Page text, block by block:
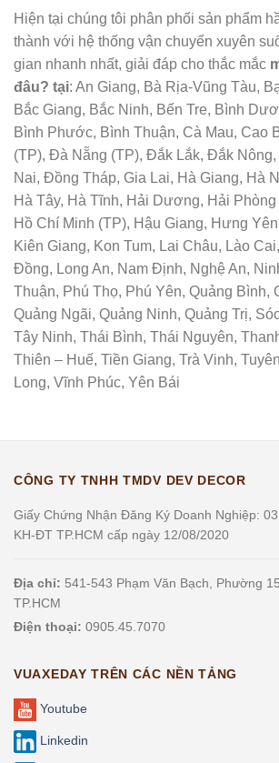
Hiện tại chúng tôi phân phối sản phẩm
thành với hệ thống vận chuyển xuyên
gian nhanh nhất, giải đáp cho thắc mắc
đâu? tại: An Giang, Bà Rịa-Vũng Tàu,
Bắc Giang, Bắc Ninh, Bến Tre, Bình
Bình Phước, Bình Thuận, Cà Mau, Cao
(TP), Đà Nẵng (TP), Đắk Lắk, Đắk
Nai, Đồng Tháp, Gia Lai, Hà Giang, Hà
Hà Tây, Hà Tĩnh, Hải Dương, Hải
Hồ Chí Minh (TP), Hậu Giang, Hưng
Kiên Giang, Kon Tum, Lai Châu, Lào
Đồng, Long An, Nam Định, Nghệ An,
Thuận, Phú Thọ, Phú Yên, Quảng Bình,
Quảng Ngãi, Quảng Ninh, Quảng Trị,
Tây Ninh, Thái Bình, Thái Nguyên,
Thiên – Huế, Tiền Giang, Trà Vinh,
Long, Vĩnh Phúc, Yên Bái
CÔNG TY TNHH TMDV DEV DECOR
Giấy Chứng Nhận Đăng Ký Doanh Nghiệp:
KH-ĐT TP.HCM cấp ngày 12/08/2020
Địa chỉ: 541-543 Phạm Văn Bạch, Phường
TP.HCM
Điện thoại: 0905.45.7070
VUAXEDAY TRÊN CÁC NỀN TẢNG
Youtube
Linkedin